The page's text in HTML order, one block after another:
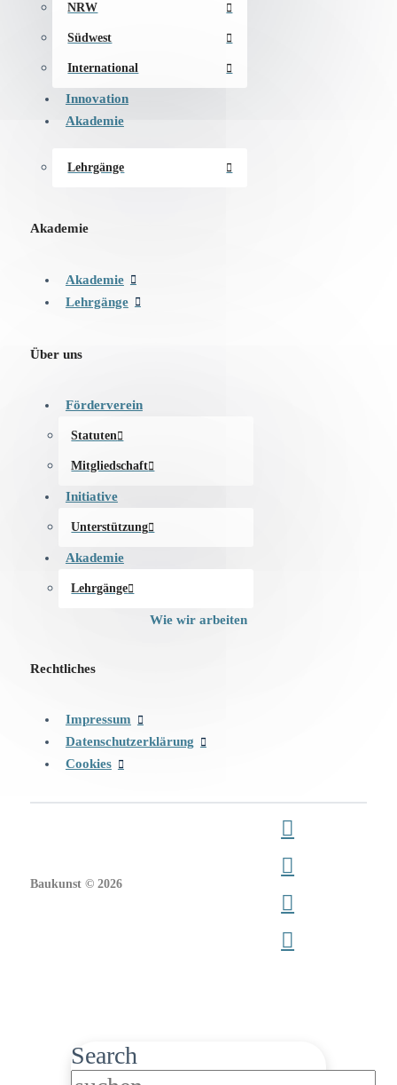
NRW
Südwest
International
Innovation
Akademie
Lehrgänge
Akademie
Akademie
Lehrgänge
Über uns
Förderverein
Statuten
Mitgliedschaft
Initiative
Unterstützung
Akademie
Lehrgänge
Wie wir arbeiten
Rechtliches
Impressum
Datenschutzerklärung
Cookies
Baukunst © 2026
Search